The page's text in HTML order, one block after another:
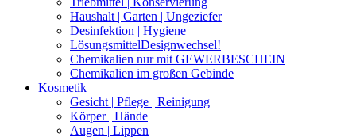
Haushalt | Garten | Ungeziefer
Desinfektion | Hygiene
LösungsmittelDesignwechsel!
Chemikalien nur mit GEWERBESCHEIN
Chemikalien im großen Gebinde
Kosmetik
Gesicht | Pflege | Reinigung
Körper | Hände
Augen | Lippen